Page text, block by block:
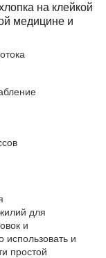
на клейкой
медицине и
для
и
и
простой